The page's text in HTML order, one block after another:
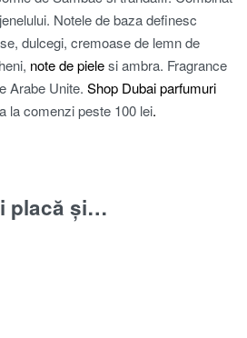
Notele de baza definesc
dulcegi, cremoase de lemn de
note de pielesi ambra. Fragrance
Arabe Unite. Shop Dubaiparfumuri
la comenzi peste 100 lei.
placă și…